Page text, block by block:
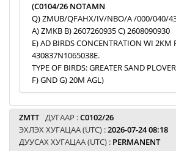
(C0104/26 NOTAMN
Q) ZMUB/QFAHX/IV/NBO/A /000/040/
A) ZMKB B) 2607260935 C) 2608090930
E) AD BIRDS CONCENTRATION WI 2KM
430837N1065038E.
TYPE OF BIRDS: GREATER SAND
F) GND G) 20M AGL)
ZMTT ДУГААР :C0102/26
ЭХЛЭХ ХУГАЦАА (UTC) :2026-07-24 08:18
ДУУСАХ ХУГАЦАА (UTC) : PERMANENT